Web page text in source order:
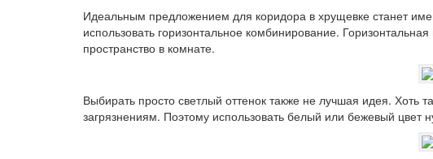
Идеальным предложением для коридора в хрущевке станет
использовать горизонтальное комбинирование.
пространство в комнате.
Выбирать просто светлый оттенок также не лучшая идея. Хоть
загрязнениям. Поэтому использовать белый или бежевый цвет